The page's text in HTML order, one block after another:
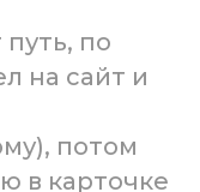
по
на сайт и
потом
в карточке